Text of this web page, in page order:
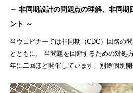
～ 非同期設計の問題点の理解、非同期
ント ～
当ウェビナーでは非同期（CDC）回路の
とともに、 当問題を回避するための対処
年に二回ほど開催しています。別途個別開